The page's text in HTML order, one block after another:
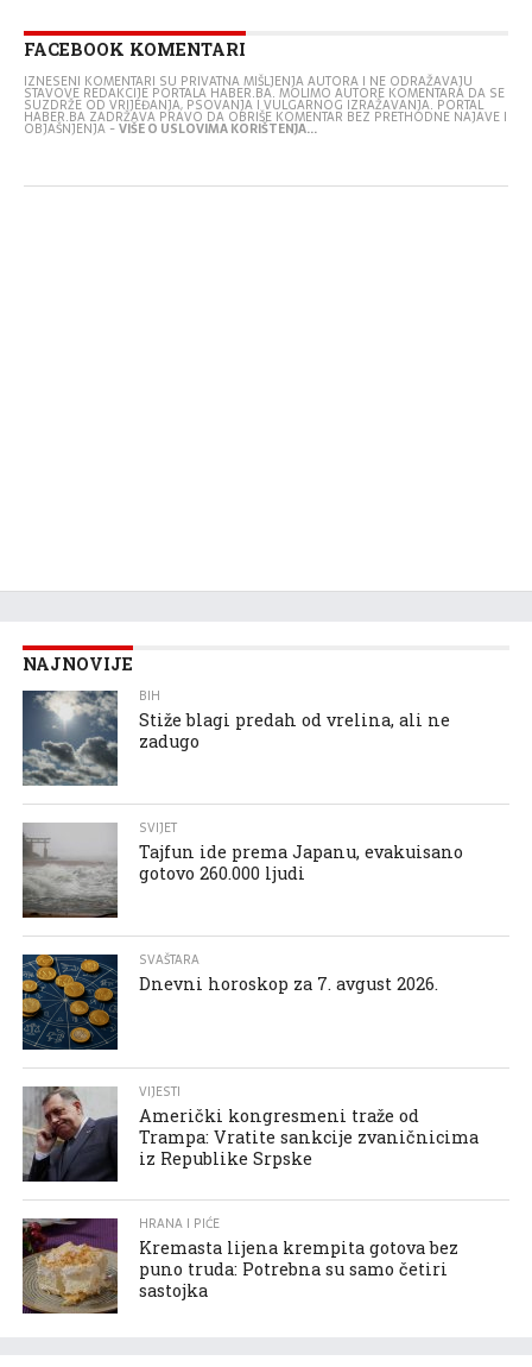
FACEBOOK KOMENTARI
IZNESENI KOMENTARI SU PRIVATNA MIŠLJENJA AUTORA I NE ODRAŽAVAJU
STAVOVE REDAKCIJE PORTALA HABER.BA. MOLIMO AUTORE KOMENTARA DA SE
SUZDRŽE OD VRIJEĐANJA, PSOVANJA I VULGARNOG IZRAŽAVANJA. PORTAL
HABER.BA ZADRŽAVA PRAVO DA OBRIŠE KOMENTAR BEZ PRETHODNE NAJAVE I
OBJAŠNJENJA -VIŠE O USLOVIMA KORIŠTENJA...
NAJNOVIJE
BIH
Stiže blagi predah od vrelina, ali ne
zadugo
SVIJET
Tajfun ide prema Japanu, evakuisano
gotovo 260.000 ljudi
SVAŠTARA
Dnevni horoskop za 7. avgust 2026.
VIJESTI
Američki kongresmeni traže od
Trampa: Vratite sankcije zvaničnicima
iz Republike Srpske
HRANA I PIĆE
Kremasta lijena krempita gotova bez
puno truda: Potrebna su samo četiri
sastojka